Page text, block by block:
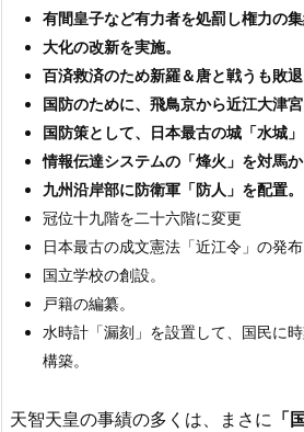
有間皇子など有力者を処罰し権力の集
大化の改新を実施。
百済救済のため新羅＆唐と戦うも敗退
国防のために、飛鳥京から近江大津宮
国防策として、日本最古の城「水城」
情報伝達システムの「烽火」を対馬か
九州沿岸部に防衛軍「防人」を配置。
冠位十九階を二十六階に変更
日本最古の成文憲法「近江令」の発布
国立学校の創設。
戸籍の編纂。
水時計「漏刻」を設置して、国民に
構築。
天智天皇の事績の多くは、まさに 「